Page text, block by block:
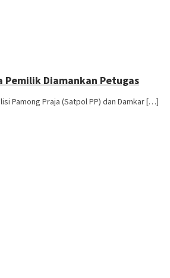
Pemilik Diamankan Petugas
Pamong Praja (Satpol PP) dan Damkar […]